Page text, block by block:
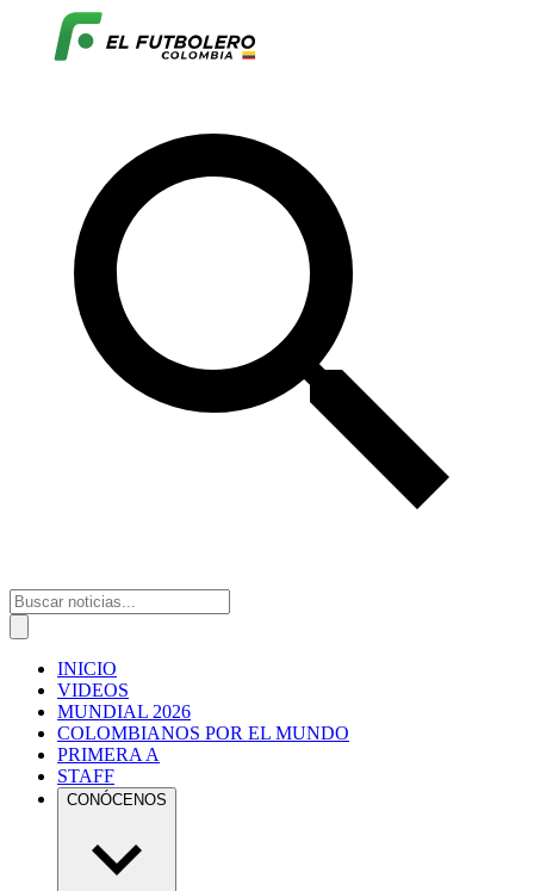
INICIO
VIDEOS
MUNDIAL 2026
COLOMBIANOS POR EL MUNDO
PRIMERA A
STAFF
CONÓCENOS